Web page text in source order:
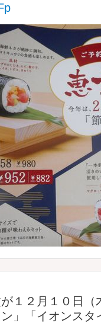
１２月１０日
」「イオンスタ